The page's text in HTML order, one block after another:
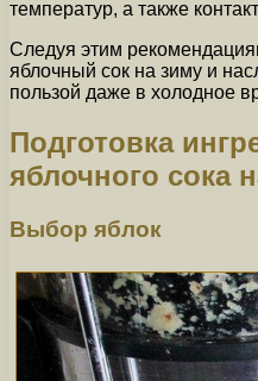
температур, а также
Следуя этим
яблочный сок на зиму и
пользой даже в холодное
Подготовка
яблочного сока
Выбор яблок